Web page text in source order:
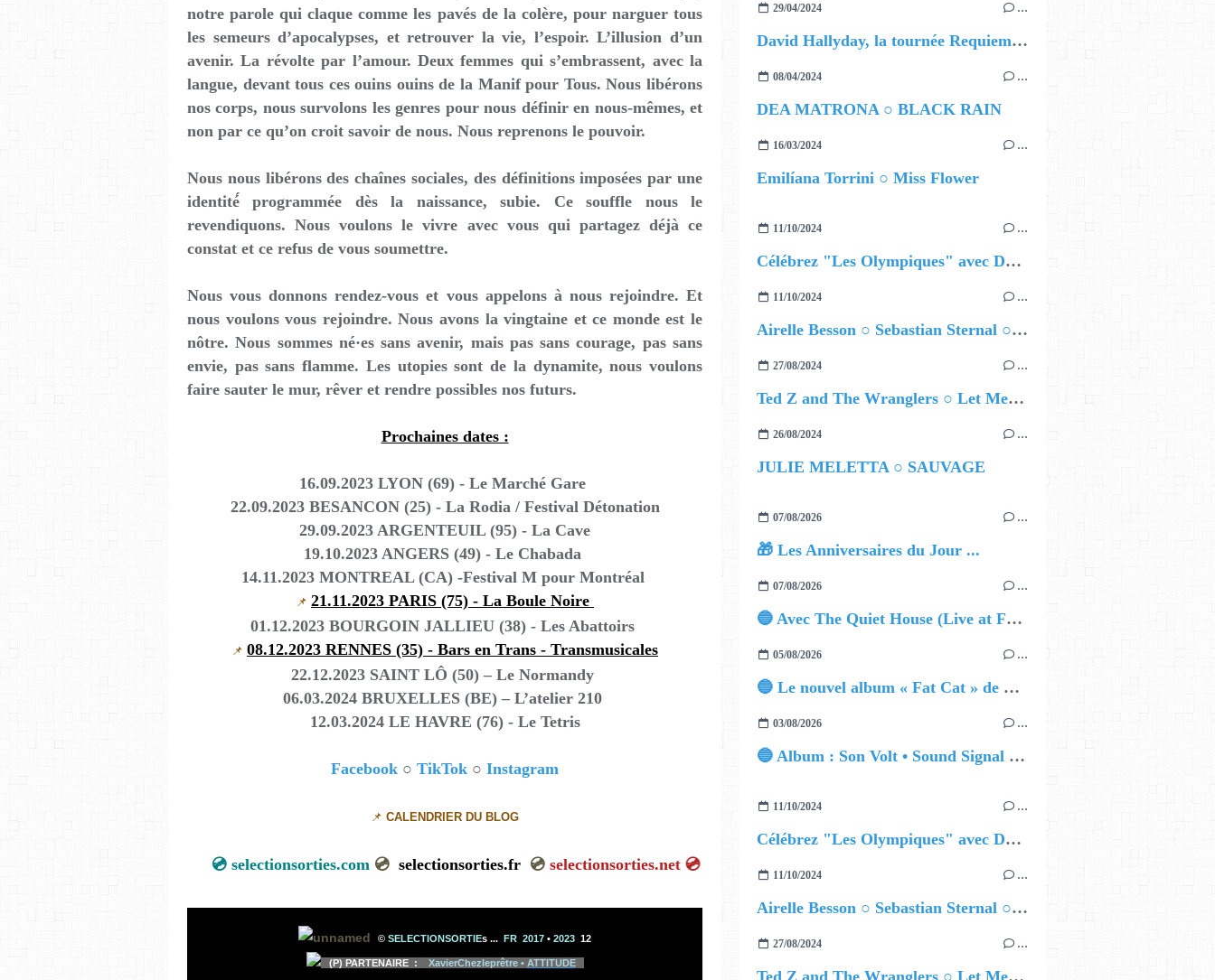
notre parole qui claque comme les pavés de la colère, pour narguer tous
les semeurs d’apocalypses, et retrouver la vie, l’espoir. L’illusion d’un
avenir. La révolte par l’amour. Deux femmes qui s’embrassent, avec la
langue, devant tous ces ouins ouins de la Manif pour Tous. Nous libérons
nos corps, nous survolons les genres pour nous définir en nous-mêmes, et
non par ce qu’on croit savoir de nous. Nous reprenons le pouvoir.
Nous nous libérons des chaînes sociales, des définitions imposées par une
identité́ programmée dès la naissance, subie. Ce souffle nous le
revendiquons. Nous voulons le vivre avec vous qui partagez déjà ce
constat et ce refus de vous soumettre.
Nous vous donnons rendez-vous et vous appelons à nous rejoindre. Et
nous voulons vous rejoindre. Nous avons la vingtaine et ce monde est le
nôtre. Nous sommes né·es sans avenir, mais pas sans courage, pas sans
envie, pas sans flamme. Les utopies sont de la dynamite, nous voulons
faire sauter le mur, rêver et rendre possibles nos futurs.
Prochaines dates :
16.09.2023 LYON (69) - Le Marché Gare
22.09.2023 BESANCON (25) - La Rodia / Festival Détonation
29.09.2023 ARGENTEUIL (95) - La Cave
19.10.2023 ANGERS (49) - Le Chabada
14.11.2023 MONTREAL (CA) -Festival M pour Montréal
📌 21.11.2023 PARIS (75) - La Boule Noire
01.12.2023 BOURGOIN JALLIEU (38) - Les Abattoirs
📌 08.12.2023 RENNES (35) - Bars en Trans - Transmusicales
22.12.2023 SAINT LÔ (50) – Le Normandy
06.03.2024 BRUXELLES (BE) – L’atelier 210
12.03.2024 LE HAVRE (76) - Le Tetris
Facebook ○ TikTok ○ Instagram
📌 CALENDRIER DU BLOG
selectionsorties.com💿 selectionsorties.fr💿 selectionsorties.net💿
© SELECTIONSORTIEs ... FR 2017 • 2023 12
(P) PARTENAIRE : XavierChezleprêtre • ATTITUDE
29/04/2024 …
David Hallyday, la tournée Requiem pour un fou
08/04/2024 …
DEA MATRONA ○ BLACK RAIN
16/03/2024 …
Emilíana Torrini ○ Miss Flower
11/10/2024 …
Célébrez "Les Olympiques" avec DVTR !
11/10/2024 …
Airelle Besson ○ Sebastian Sternal ○ Jonas Burgwinkel
27/08/2024 …
Ted Z and The Wranglers ○ Let Me Be Your Sin
26/08/2024 …
JULIE MELETTA ○ SAUVAGE
07/08/2026 …
🎁 Les Anniversaires du Jour ...
07/08/2026 …
🔵 Avec The Quiet House (Live at Funkhaus), Kenzo Zurzolo livre une performance aussi intense qu'envoûtante.
05/08/2026 …
🔵 Le nouvel album « Fat Cat » de Delilah Holliday (sortie le 30 Octobre 2026)
03/08/2026 …
🔵 Album : Son Volt • Sound Signal Serenades
11/10/2024 …
Célébrez "Les Olympiques" avec DVTR !
11/10/2024 …
Airelle Besson ○ Sebastian Sternal ○ Jonas Burgwinkel
27/08/2024 …
Ted Z and The Wranglers ○ Let Me Be Your Sin